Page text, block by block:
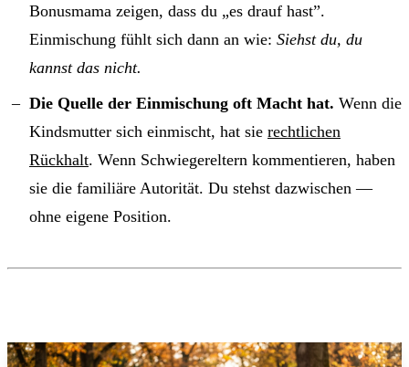
Bonusmama zeigen, dass du „es drauf hast”.
Einmischung fühlt sich dann an wie: Siehst du, du
kannst das nicht.
Die Quelle der Einmischung oft Macht hat. Wenn die
Kindsmutter sich einmischt, hat sie rechtlichen
Rückhalt. Wenn Schwiegereltern kommentieren, haben
sie die familiäre Autorität. Du stehst dazwischen —
ohne eigene Position.